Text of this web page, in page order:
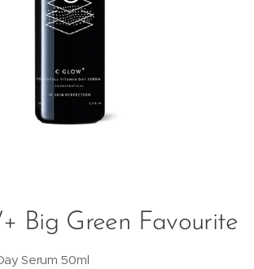
Big Green Favourite
Serum 50ml